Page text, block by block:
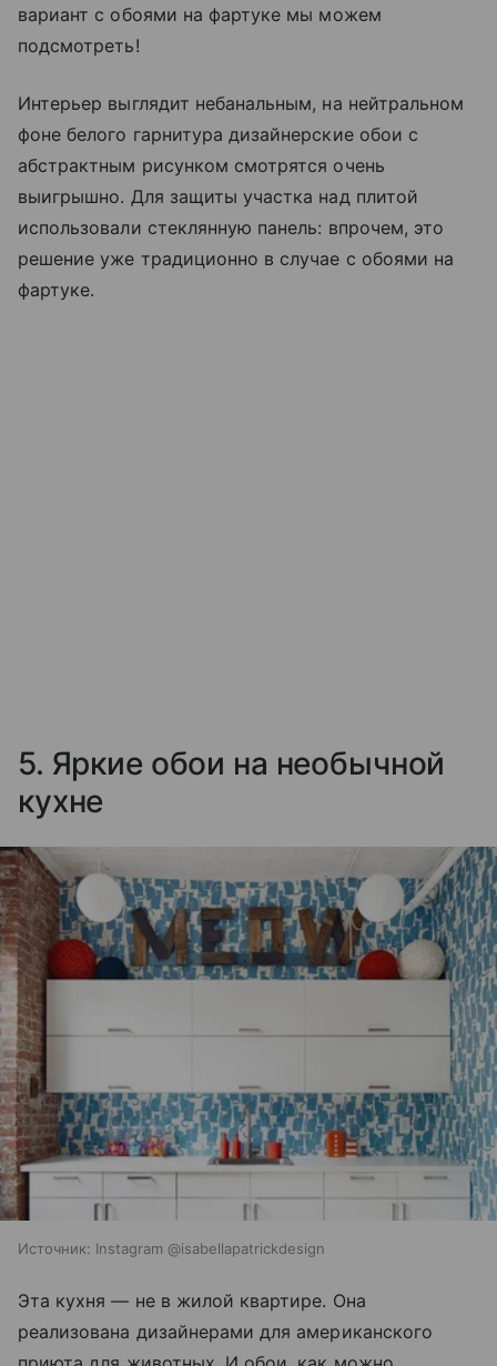
вариант с обоями на фартуке мы можем
подсмотреть!
Интерьер выглядит небанальным, на нейтральном
фоне белого гарнитура дизайнерские обои с
абстрактным рисунком смотрятся очень
выигрышно. Для защиты участка над плитой
использовали стеклянную панель: впрочем, это
решение уже традиционно в случае с обоями на
фартуке.
5. Яркие обои на необычной
кухне
Источник: Instagram @isabellapatrickdesign
Эта кухня — не в жилой квартире. Она
реализована дизайнерами для американского